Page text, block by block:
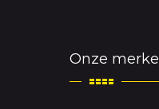
Onze